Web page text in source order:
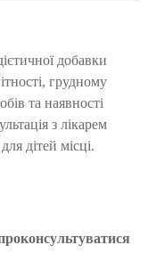
добавки
грудному
та наявності
з лікарем
дітей місці.